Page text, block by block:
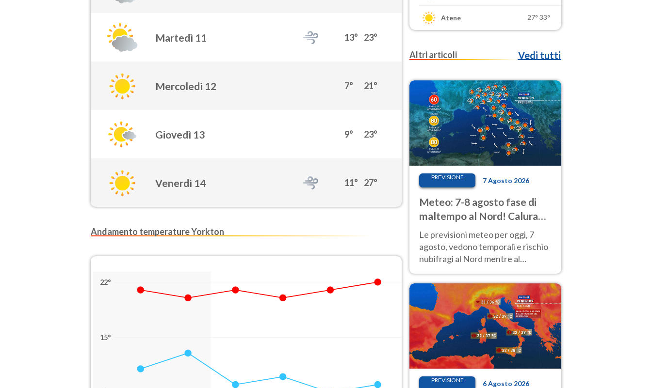
Martedì 11 13° 23°
Mercoledì 12 7° 21°
Giovedì 13 9° 23°
Venerdì 14 11° 27°
Andamento temperature Yorkton
22°
15°
Atene 27° 33°
Altri articoli Vedi tutti
PREVISIONE 7 Agosto 2026
Meteo: 7-8 agosto fase di
maltempo al Nord! Calura
fino a Ferragosto
Le previsioni meteo per oggi, 7
agosto, vedono temporali e rischio
nubifragi al Nord mentre al
molto intenso.
PREVISIONE 6 Agosto 2026